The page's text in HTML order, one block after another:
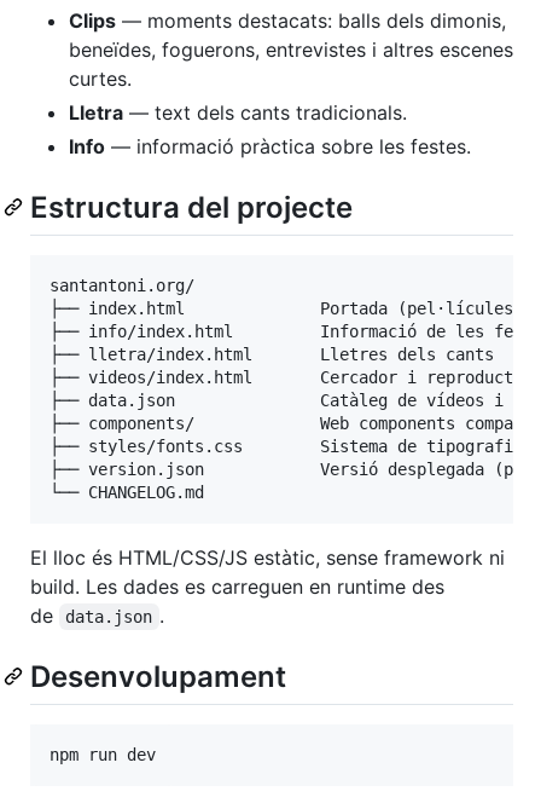
Clips — moments destacats: balls dels dimonis,
beneïdes, foguerons, entrevistes i altres escenes
curtes.
Lletra — text dels cants tradicionals.
Info — informació pràctica sobre les festes.
Estructura del projecte
santantoni.org/
├── index.html              Portada (pel·lícules
├── info/index.html         Informació de les
├── lletra/index.html       Lletres dels cants
├── videos/index.html       Cercador i reproductor
├── data.json               Catàleg de vídeos i
├── components/             Web components
├── styles/fonts.css        Sistema de tipografies
├── version.json            Versió desplegada
El lloc és HTML/CSS/JS estàtic, sense framework ni
build. Les dades es carreguen en runtime des
de
data.json .
Desenvolupament